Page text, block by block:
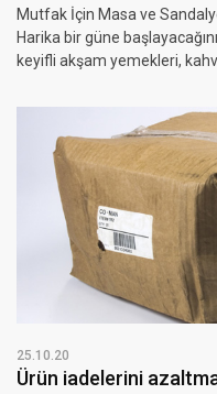
Mutfak İçin Masa ve
Harika bir güne
keyifli akşam yemekleri,
25.10.20
Ürün iadelerini